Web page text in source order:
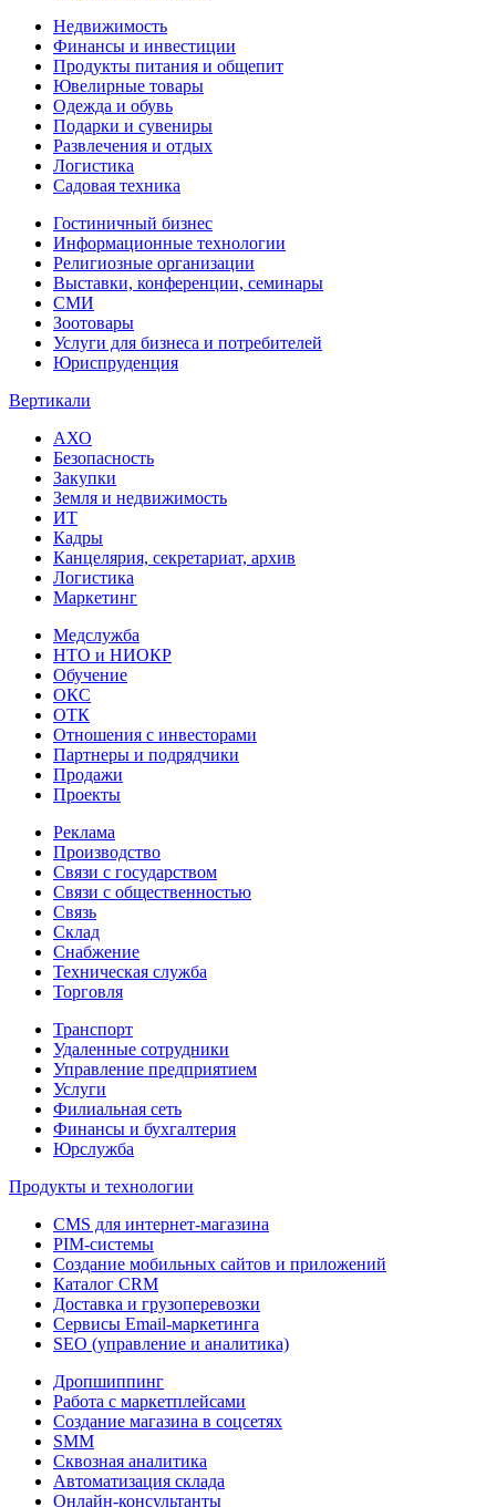
Недвижимость
Финансы и инвестиции
Продукты питания и общепит
Ювелирные товары
Одежда и обувь
Подарки и сувениры
Развлечения и отдых
Логистика
Садовая техника
Гостиничный бизнес
Информационные технологии
Религиозные организации
Выставки, конференции, семинары
СМИ
Зоотовары
Услуги для бизнеса и потребителей
Юриспруденция
Вертикали
АХО
Безопасность
Закупки
Земля и недвижимость
ИТ
Кадры
Канцелярия, секретариат, архив
Логистика
Маркетинг
Медслужба
НТО и НИОКР
Обучение
ОКС
ОТК
Отношения с инвесторами
Партнеры и подрядчики
Продажи
Проекты
Реклама
Производство
Связи с государством
Связи с общественностью
Связь
Склад
Снабжение
Техническая служба
Торговля
Транспорт
Удаленные сотрудники
Управление предприятием
Услуги
Филиальная сеть
Финансы и бухгалтерия
Юрслужба
Продукты и технологии
CMS для интернет-магазина
PIM-системы
Создание мобильных сайтов и приложений
Каталог CRM
Доставка и грузоперевозки
Сервисы Email-маркетинга
SEO (управление и аналитика)
Дропшиппинг
Работа с маркетплейсами
Создание магазина в соцсетях
SMM
Сквозная аналитика
Автоматизация склада
Онлайн-консультанты